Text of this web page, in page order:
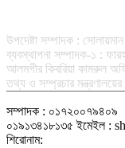
উপদেষ্টা সম্পাদক :
ব্যবস্থাপনা সম্পাদক-১ :
আলমগীর কিবরিয়া কামরুল
তথ্য ও সম্প্রচার
সম্পাদক : ০১৭২০০৭৯৪০৯
০১৯১৩৪১৮১৩৫ ইমেইল :
শিরোনাম: